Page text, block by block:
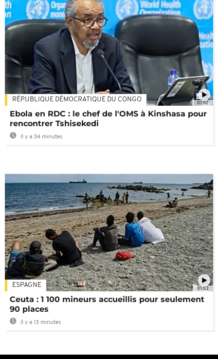
01:02
RÉPUBLIQUE DÉMOCRATIQUE DU CONGO
Ebola en RDC : le chef de l'OMS à Kinshasa pour
rencontrer Tshisekedi
Il y a 34 minutes
01:03
ESPAGNE
Ceuta : 1 100 mineurs accueillis pour seulement
90 places
Il y a 13 minutes